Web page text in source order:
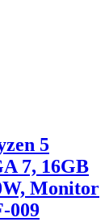
5
7, 16GB
Monitor
009